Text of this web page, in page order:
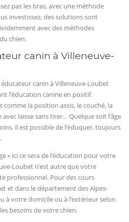
pas les bras, avec une méthode
investissez, des solutions sont
avec des méthodes
chien.
canin à Villeneuve-
canin à Villeneuve-Loubet
l’éducation canine en positif.
comme la position assis, le couché, la
laisse sans tirer… Quelque soit l’âge
il est possible de l’éduquer, toujours
» ici ce sera de l’éducation pour votre
Loubet n’est autre que votre
professionnel. Pour des cours
et dans le département des Alpes-
à votre domicile ou à l’extérieur selon
besoins de votre chien.